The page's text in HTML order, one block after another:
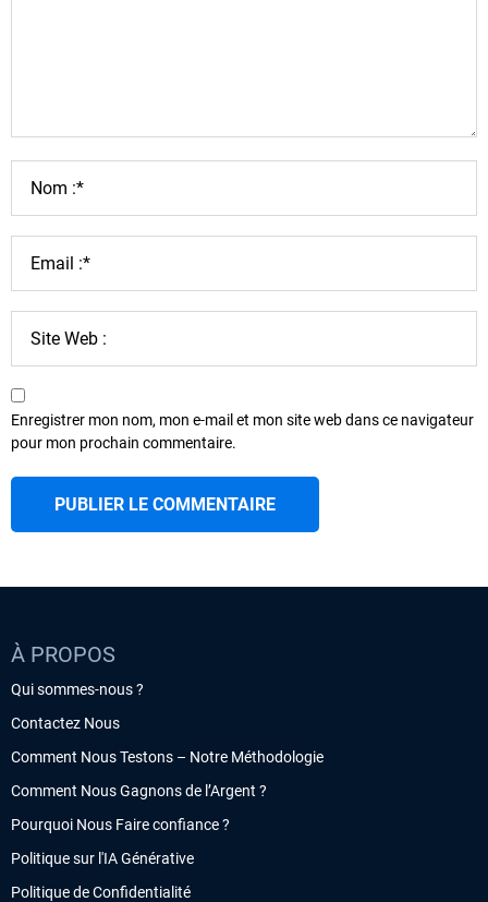
Enregistrer mon nom, mon e-mail et mon site web dans ce navigateur
pour mon prochain commentaire.
À PROPOS
Qui sommes-nous ?
Contactez Nous
Comment Nous Testons – Notre Méthodologie
Comment Nous Gagnons de l’Argent ?
Pourquoi Nous Faire confiance ?
Politique sur l'IA Générative
Politique de Confidentialité